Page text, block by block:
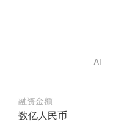
融资金额
数亿人民币
AI